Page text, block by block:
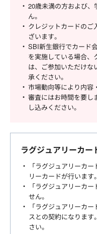
20歳未満の方および、
ん。
クレジットカードのご
ざいます。
SBI新生銀行でカード
を実施している場合、
は、ご参加いただけな
承ください。
市場動向等により内容
審査にはお時間を要し
し込みください。
ラグジュアリーカー
「ラグジュアリーカ
リーカードが行います。
「ラグジュアリーカ
せん。
「ラグジュアリーカ
スとの契約になります
さい。